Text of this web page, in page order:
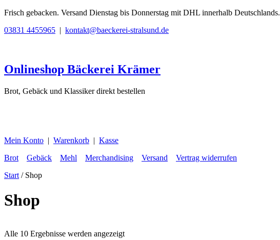
Zum
springen
Frisch gebacken. Versand Dienstag bis Donnerstag mit DHL innerhalb Deutschlands.
03831 4455965 | kontakt@baeckerei-stralsund.de
Onlineshop Bäckerei Krämer
Brot, Gebäck und Klassiker direkt bestellen
Mein Konto | Warenkorb | Kasse
Brot
Gebäck Mehl Merchandising Versand
Vertrag widerrufen
Start / Shop
Shop
Alle 10 Ergebnisse werden angezeigt